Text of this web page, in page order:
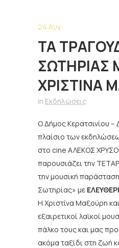
24 Αυγ
ΤΑ
ΣΩΤΗΡΙΑΣ
ΧΡΙΣΤΙΝΑ
in Εκδηλώσεις
Ο Δήμος Κερατσινίου
πλαίσιο των
στο cine ΑΛΕΚΟΣ
παρουσιάζει την
την μουσική
Σωτηρίας» με
Η Χριστίνα Μαξούρη
εξαιρετικοί λαϊκοί
πάλκο τους και μας
ακόμα ταξίδι στη ζωή